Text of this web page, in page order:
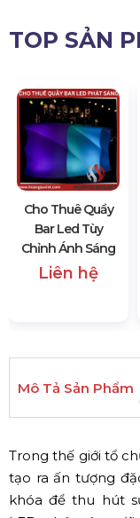
TOP SẢN
Cho Thuê Quầy
Bar Led Tùy
Chỉnh Ánh Sáng
Liên hệ
Mô Tả Sản Phẩm
Trong thế giới tổ
tạo ra ấn tượng
khóa để thu hút